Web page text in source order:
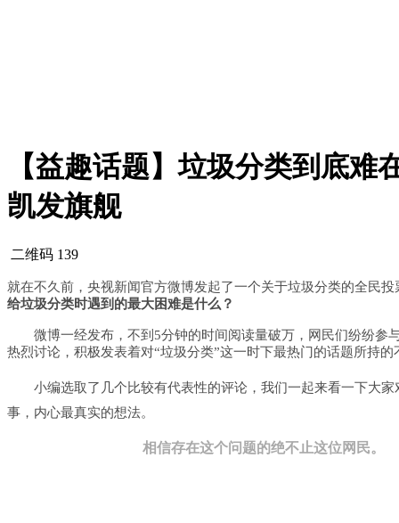
【益趣话题】垃圾分类到底难
凯发旗舰
二维码 139
就在不久前，央视新闻官方微博发起了一个关于垃圾分类的全民
给垃圾分类时遇到的最大困难是什么？
微博一经发布，不到5分钟的时间阅读量破万，网民们纷纷参
热烈讨论，积极发表着对“垃圾分类”这一时下最热门的话题所持的
小编选取了几个比较有代表性的评论，我们一起来看一下大家
事，内心最真实的想法。
相信存在这个问题的绝不止这位网民。